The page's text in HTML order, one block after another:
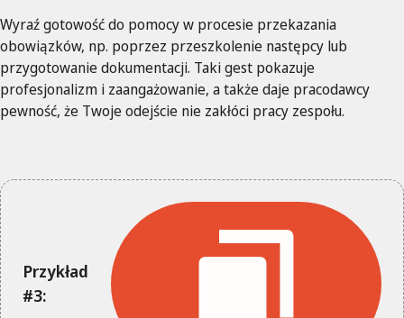
Wyraź gotowość do pomocy w procesie przekazania
obowiązków, np. poprzez przeszkolenie następcy lub
przygotowanie dokumentacji. Taki gest pokazuje
profesjonalizm i zaangażowanie, a także daje pracodawcy
pewność, że Twoje odejście nie zakłóci pracy zespołu.
Przykład
#3: